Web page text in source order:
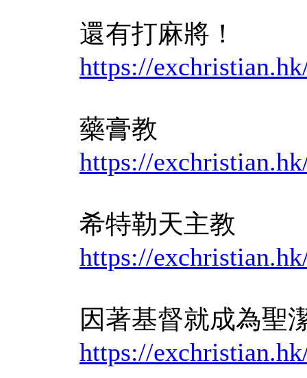
還有打麻將！
https://
藥膏教
https://
希特勒天主教
https://
因著基督就成為聖
https://